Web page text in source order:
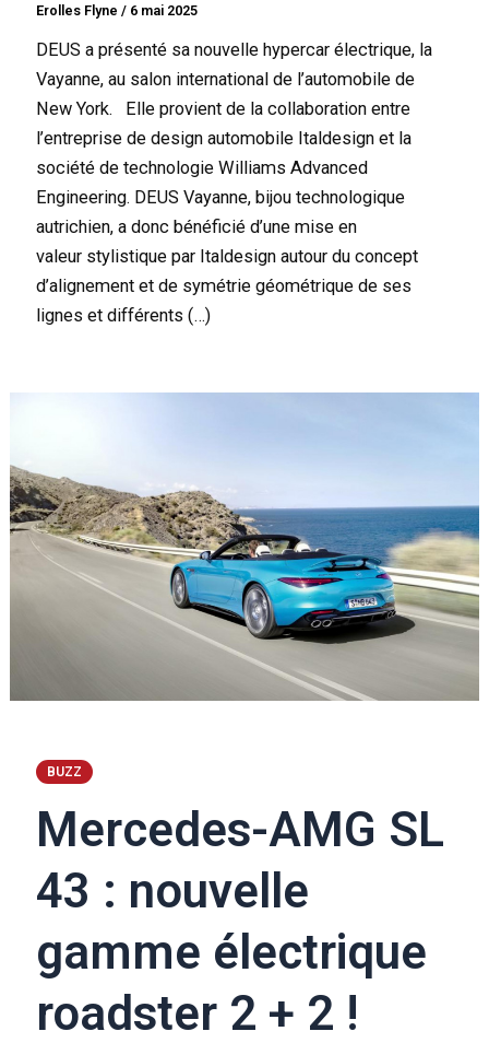
Erolles Flyne/ 6 mai 2025
DEUS a présenté sa nouvelle hypercar électrique, la
Vayanne, au salon international de l’automobile de
New York. Elle provient de la collaboration entre
l’entreprise de design automobile Italdesign et la
société de technologie Williams Advanced
Engineering. DEUS Vayanne, bijou technologique
autrichien, a donc bénéficié d’une mise en
valeur stylistique par Italdesign autour du concept
d’alignement et de symétrie géométrique de ses
lignes et différents (…)
BUZZ
Mercedes-AMG SL
43 : nouvelle
gamme électrique
roadster 2 + 2 !